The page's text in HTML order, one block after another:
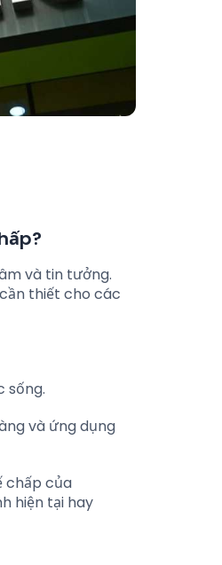
và tin tưởng.
thiết cho các
sống.
và ứng dụng
chấp của
hiện tại hay